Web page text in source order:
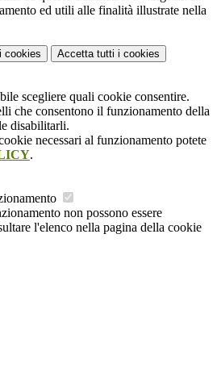
ed utili alle finalità illustrate nella
i cookies Accetta tutti i cookies
scegliere quali cookie consentire.
che consentono il funzionamento della
disabilitarli.
necessari al funzionamento potete
.
non possono essere
l'elenco nella pagina della cookie